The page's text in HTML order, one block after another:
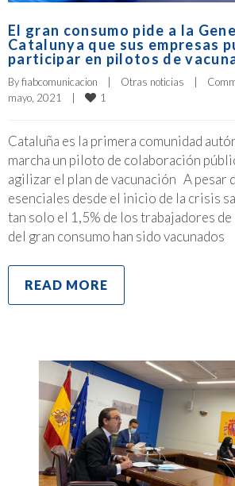
El gran consumo pide a la
Catalunya que sus empresas
participar en pilotos de
By fiabcomunicacion Otras noticias
mayo, 2021
1
Cataluña es la primera comunidad
marcha un piloto de colaboración
agilizar el plan de vacunación A pesar
esenciales desde el inicio de la crisis
tan solo el 1,5% de los trabajadores de
del gran consumo han sido vacunados
READ MORE